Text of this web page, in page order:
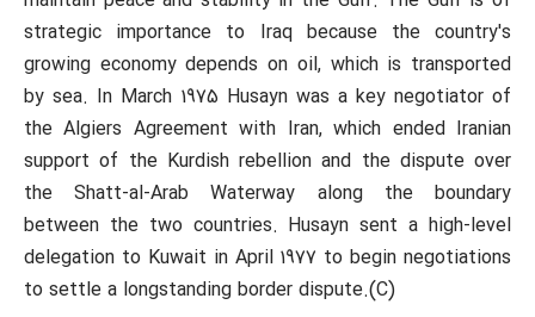
strategic importance to Iraq because the country's
growing economy depends on oil, which is transported
by sea. In March 1975 Husayn was a key negotiator of
the Algiers Agreement with Iran, which ended Iranian
support of the Kurdish rebellion and the dispute over
the Shatt-al-Arab Waterway along the boundary
between the two countries. Husayn sent a high-level
delegation to Kuwait in April 1977 to begin negotiations
to settle a longstanding border dispute.(C)